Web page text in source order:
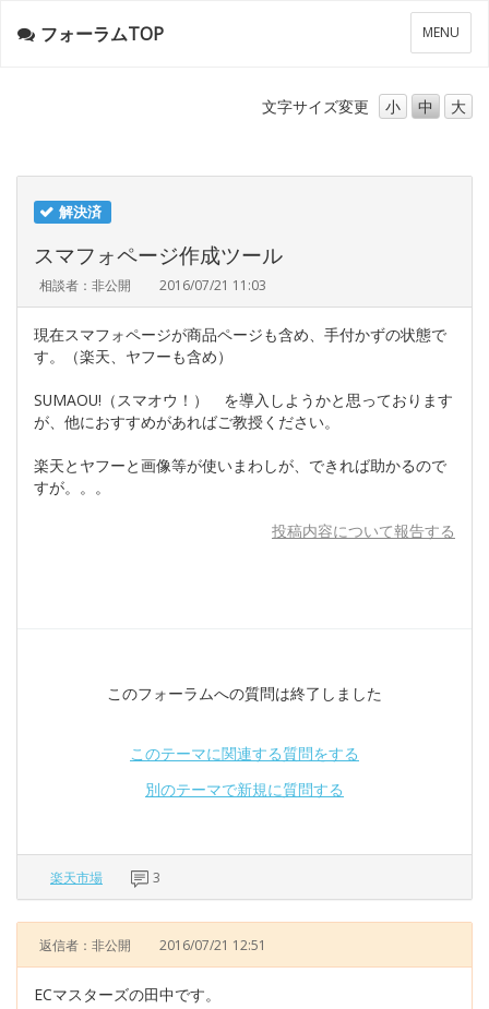
メ
ニ
ー
MENU
フォーラムTOP
文字サイズ変更 小 中 大
解決済
スマフォページ作成ツール
相談者：非公開 2016/07/21 11:03
現在スマフォページが商品ページも含め、手付かずの状態で
す。（楽天、ヤフーも含め）
SUMAOU!（スマオウ！） を導入しようかと思っております
が、他におすすめがあればご教授ください。
楽天とヤフーと画像等が使いまわしが、できれば助かるので
すが。。。
投稿内容について報告する
このフォーラムへの質問は終了しました
このテーマに関連する質問をする
別のテーマで新規に質問する
楽天市場 3
返信者：非公開 2016/07/21 12:51
ECマスターズの田中です。